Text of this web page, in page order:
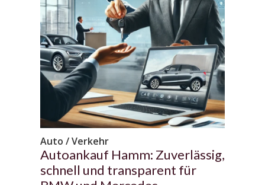
Auto / Verkehr
Autoankauf Hamm: Zuverlässig,
schnell und transparent für